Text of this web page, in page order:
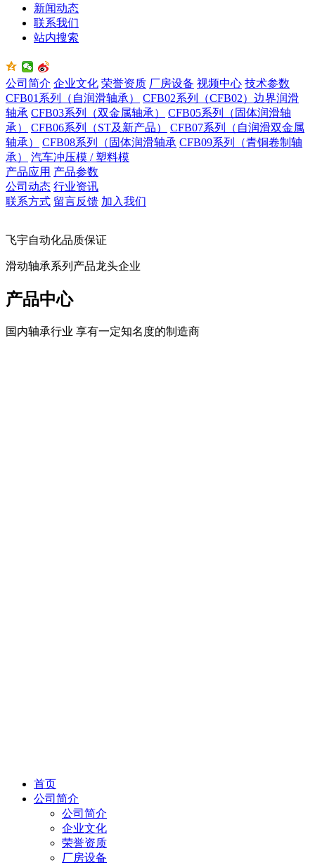
新闻动态
联系我们
站内搜索
公司简介 企业文化 荣誉资质 厂房设备 视频中心 技术参数
CFB01系列（自润滑轴承）
CFB02系列（CFB02）边界润滑
轴承 CFB03系列（双金属轴承）
CFB05系列（固体润滑轴
承）
CFB06系列（ST及新产品）
CFB07系列（自润滑双金属
轴承）
CFB08系列（固体润滑轴承 CFB09系列（青铜卷制轴
承）
汽车冲压模 / 塑料模
产品应用 产品参数
公司动态 行业资讯
联系方式 留言反馈 加入我们
飞宇自动化品质保证
滑动轴承系列产品龙头企业
产品中心
国内轴承行业 享有一定知名度的制造商
首页
公司简介
公司简介
企业文化
荣誉资质
厂房设备